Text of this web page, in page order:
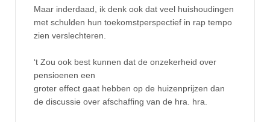
Maar inderdaad, ik denk ook dat veel huishoudingen
met schulden hun toekomstperspectief in rap tempo
zien verslechteren.
‘t Zou ook best kunnen dat de onzekerheid over
pensioenen een
groter effect gaat hebben op de huizenprijzen dan
de discussie over afschaffing van de hra. hra.